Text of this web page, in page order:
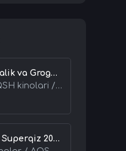
Mandaloriyalik va Grogu 2026 HD Uzbek tilida Tarjima kino skachat tas-ix
Kinolar / AQSH kinolari / Tarjima kinolar
Super Qiz / Superqiz 2026 HD Uzbek tilida Tarjima kino skachat tas-ix